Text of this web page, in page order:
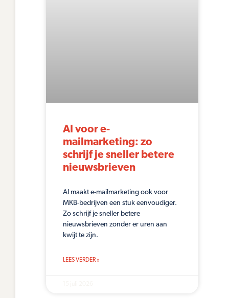
AI voor e-
mailmarketing: zo
schrijf je sneller betere
nieuwsbrieven
AI maakt e-mailmarketing ook voor
MKB-bedrijven een stuk eenvoudiger.
Zo schrijf je sneller betere
nieuwsbrieven zonder er uren aan
kwijt te zijn.
LEES VERDER »